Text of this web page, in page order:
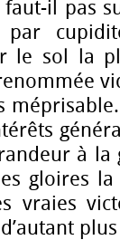
faut-il pas
le sol la
à la
gloires
vraies